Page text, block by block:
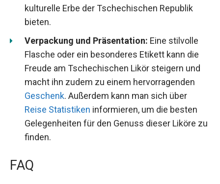
kulturelle Erbe der Tschechischen Republik
bieten.
Verpackung und Präsentation: Eine stilvolle
Flasche oder ein besonderes Etikett kann die
Freude am Tschechischen Likör steigern und
macht ihn zudem zu einem hervorragenden
Geschenk. Außerdem kann man sich über
Reise Statistiken informieren, um die besten
Gelegenheiten für den Genuss dieser Liköre zu
finden.
FAQ